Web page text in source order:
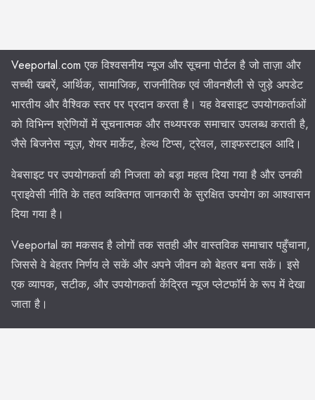
Veeportal.com एक विश्वसनीय न्यूज और सूचना पोर्टल है जो ताज़ा और
सच्ची खबरें, आर्थिक, सामाजिक, राजनीतिक एवं जीवनशैली से जुड़े अपडेट
भारतीय और वैश्विक स्तर पर प्रदान करता है। यह वेबसाइट उपयोगकर्ताओं
को विभिन्न श्रेणियों में सूचनात्मक और तथ्यपरक समाचार उपलब्ध कराती है,
जैसे बिजनेस न्यूज़, शेयर मार्केट, हेल्थ टिप्स, ट्रेवल, लाइफस्टाइल आदि।
वेबसाइट पर उपयोगकर्ता की निजता को बड़ा महत्व दिया गया है और उनकी
प्राइवेसी नीति के तहत व्यक्तिगत जानकारी के सुरक्षित उपयोग का आश्वासन
दिया गया है।
Veeportal का मकसद है लोगों तक सतही और वास्तविक समाचार पहुँचाना,
जिससे वे बेहतर निर्णय ले सकें और अपने जीवन को बेहतर बना सकें। इसे
एक व्यापक, सटीक, और उपयोगकर्ता केंद्रित न्यूज प्लेटफॉर्म के रूप में देखा
जाता है।